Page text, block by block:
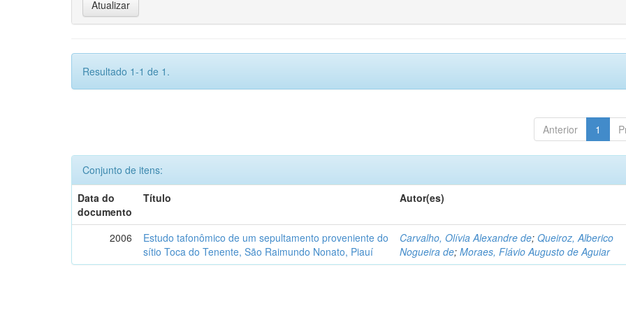
Resultado 1-1 de 1.
Anterior 1
Conjunto de itens:
Data do
documento
Título Autor(es)
2006
Estudo tafonômico de um sepultamento proveniente do
sítio Toca do Tenente, São Raimundo Nonato, Piauí
Carvalho, Olívia Alexandre de;Queiroz, Alberico
Nogueira de;Moraes, Flávio Augusto de Aguiar